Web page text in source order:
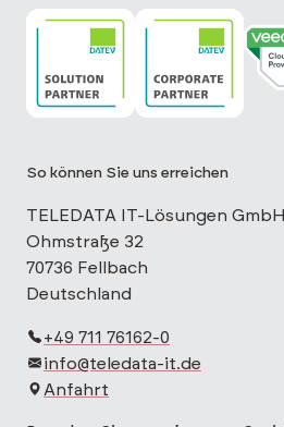
So können Sie uns erreichen
TELEDATA IT-Lösungen GmbH
Ohmstraße 32
70736 Fellbach
Deutschland
+49 711 76162-0
info@teledata-it.de
Anfahrt